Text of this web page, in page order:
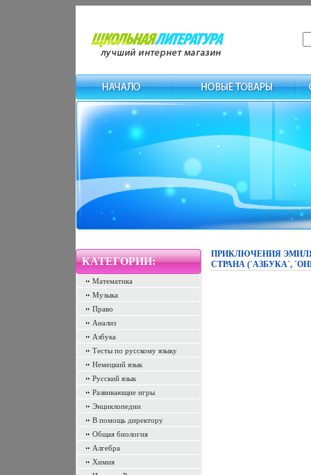
КАТЕГОРИИ:
Математика
Музыка
Право
Анализ
Азбука
Тесты по русскому языку
Немецкий язык
Русский язык
Развивающие игры
Энциклопедии
В помощь директору
Общая биология
Алгебра
Химия
ПРИКЛЮЧЕНИЯ
СТРАНА (`АЗБУКА`,